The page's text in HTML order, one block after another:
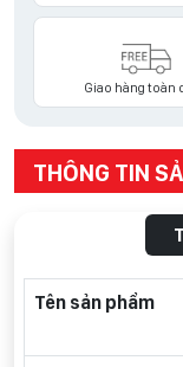
Giao hàng toàn
THÔNG TIN
Tên sản phẩm